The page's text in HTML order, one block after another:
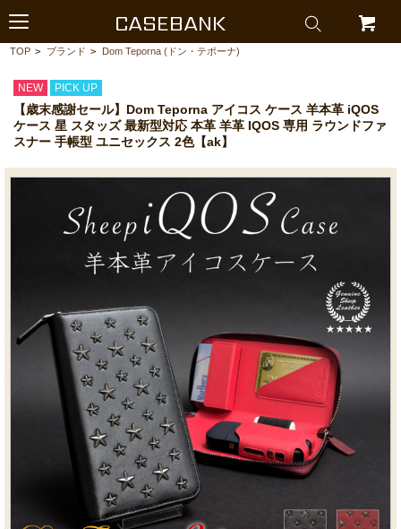
CASEBANK
TOP > ブランド > Dom Teporna (ドン・テポーナ)
NEW PICK UP
【歳末感謝セール】Dom Teporna アイコス ケース 羊本革 iQOS
ケース 星 スタッズ 最新型対応 本革 羊革 IQOS 専用 ラウンドファ
スナー 手帳型 ユニセックス 2色【ak】